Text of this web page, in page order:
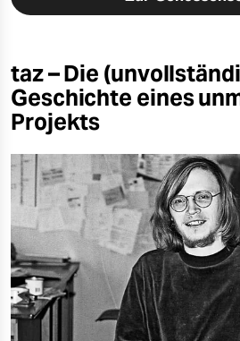
taz – Die
Geschichte eines
Projekts